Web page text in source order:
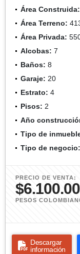
Área Construida:
Área Terreno:
Área Privada:
Alcobas: 7
Baños: 8
Garaje: 20
Estrato: 4
Pisos: 2
Año
Tipo de
Tipo de negocio:
PRECIO DE VENTA:
PESOS
Descargar
información